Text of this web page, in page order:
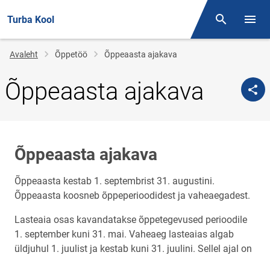
Turba Kool Otsing
Jälglink
Avaleht Õppetöö Õppeaasta ajakava
Õppeaasta ajakava
Õppeaasta ajakava
Õppeaasta kestab 1. septembrist 31. augustini.
Õppeaasta koosneb õppeperioodidest ja vaheaegadest.
Lasteaia osas kavandatakse õppetegevused perioodile
1. september kuni 31. mai. Vaheaeg lasteaias algab
üldjuhul 1. juulist ja kestab kuni 31. juulini. Sellel ajal on